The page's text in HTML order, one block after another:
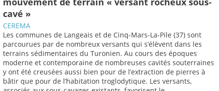
cavé »
CEREMA
Les communes de Langeais et de Cinq-Mars-La-Pile (37) sont
parcourues par de nombreux versants qui s’élèvent dans les
terrains sédimentaires du Turonien. Au cours des époques
moderne et contemporaine de nombreuses cavités souterraines
y ont été creusées aussi bien pour de l’extraction de pierres à
bâtir que pour de l’habitation troglodytique. Les versants,